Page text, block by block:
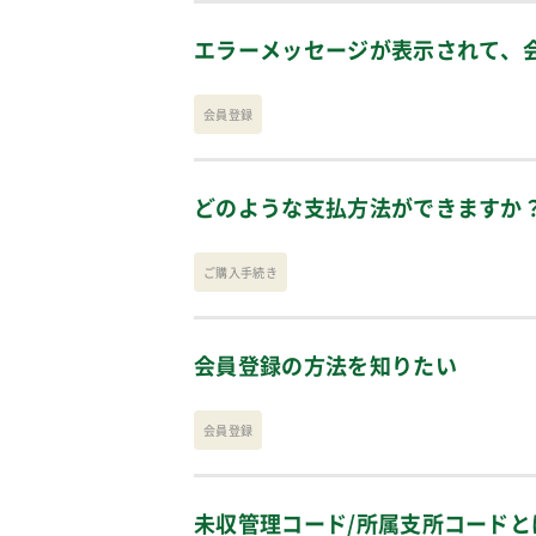
エラーメッセージが表示されて、
会員登録
どのような支払方法ができますか
ご購入手続き
会員登録の方法を知りたい
会員登録
未収管理コード/所属支所コード